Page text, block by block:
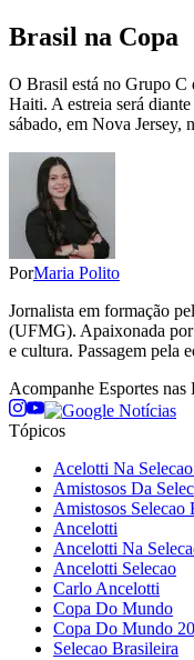
Brasil na Copa
O Brasil está no Grupo C
Haiti. A estreia será
sábado, em Nova Jersey,
PorMaria Polito
Jornalista em formação
(UFMG). Apaixonada
e cultura. Passagem pela
Acompanhe Esportes nas
Tópicos
Acelotti Na
Amistosos Da
Amistosos Selecao
Ancelotti
Ancelotti Na
Ancelotti Selecao
Carlo Ancelotti
Copa Do Mundo
Copa Do Mundo
Selecao Brasileira